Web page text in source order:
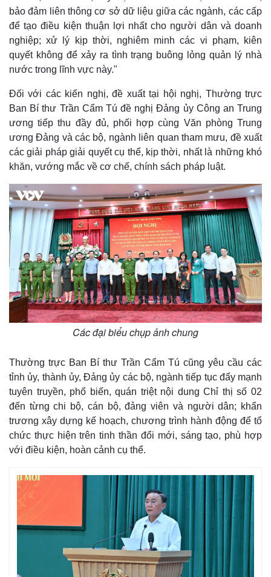
Pháp luật
Vụ án
Tin nóng
Tư vấn luật
Quân sự - Quốc phòng
Vũ khí
Việt Nam
bảo đảm liên thông cơ sở dữ liệu giữa các ngành, các cấp
để tạo điều kiện thuận lợi nhất cho người dân và doanh
nghiệp; xử lý kịp thời, nghiêm minh các vi phạm, kiên
quyết không để xảy ra tình trạng buông lỏng quản lý nhà
nước trong lĩnh vực này."
Đối với các kiến nghị, đề xuất tại hội nghị, Thường trực
Ban Bí thư Trần Cẩm Tú đề nghị Đảng ủy Công an Trung
ương tiếp thu đầy đủ, phối hợp cùng Văn phòng Trung
ương Đảng và các bộ, ngành liên quan tham mưu, đề xuất
các giải pháp giải quyết cụ thể, kịp thời, nhất là những khó
khăn, vướng mắc về cơ chế, chính sách pháp luật.
Các đại biểu chụp ảnh chung
Thường trực Ban Bí thư Trần Cẩm Tú cũng yêu cầu các
tỉnh ủy, thành ủy, Đảng ủy các bộ, ngành tiếp tục đẩy mạnh
tuyên truyền, phổ biến, quán triệt nội dung Chỉ thị số 02
đến từng chi bộ, cán bộ, đảng viên và người dân; khẩn
trương xây dựng kế hoạch, chương trình hành động để tổ
chức thực hiện trên tinh thần đổi mới, sáng tạo, phù hợp
với điều kiện, hoàn cảnh cụ thể.